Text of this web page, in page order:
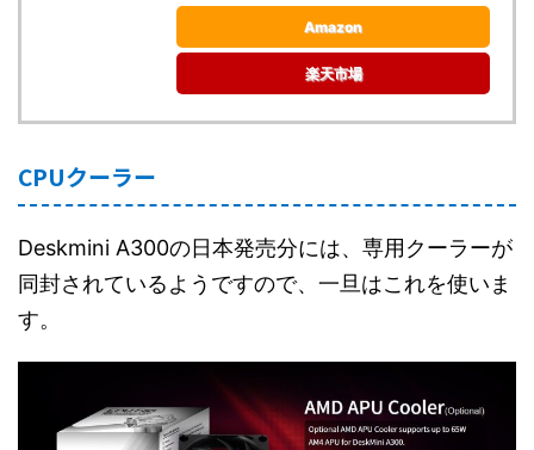
Amazon
楽天市場
CPUクーラー
Deskmini A300の日本発売分には、専用クーラーが
同封されているようですので、一旦はこれを使いま
す。